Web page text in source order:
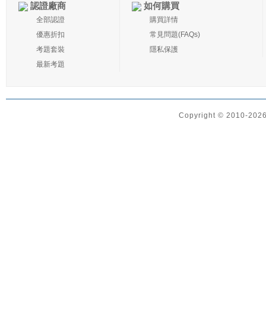
認證廠商
全部認證
優惠折扣
考題套裝
最新考題
如何購買
購買詳情
常見問題(FAQs)
隱私保護
Copyright © 2010-